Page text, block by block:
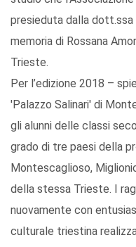
presieduta dalla dott.ssa
memoria di Rossana
Trieste.
Per l’edizione 2018 –
'Palazzo Salinari' di
gli alunni delle classi
grado di tre paesi della
Montescaglioso,
della stessa Trieste. I
nuovamente con
culturale triestina